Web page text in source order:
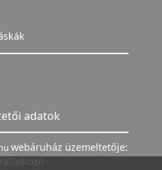
adatok
webáruház üzemeltetője: